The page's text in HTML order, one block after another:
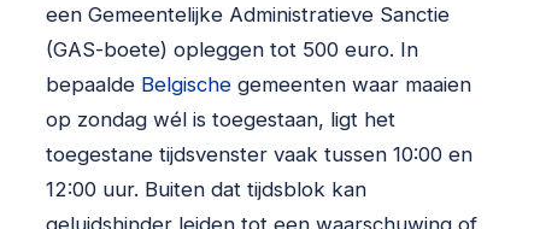
een Gemeentelijke Administratieve Sanctie
(GAS-boete) opleggen tot 500 euro. In
bepaalde Belgische gemeenten waar maaien
op zondag wél is toegestaan, ligt het
toegestane tijdsvenster vaak tussen 10:00 en
12:00 uur. Buiten dat tijdsblok kan
geluidshinder leiden tot een waarschuwing of